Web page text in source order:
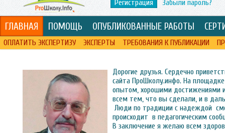
Регистрация Забыли пароль?
ГЛАВНАЯ ПОМОЩЬ ОПУБЛИКОВАННЫЕ РАБОТЫ
ОПЛАТИТЬ ЭКСПЕРТИЗУ ЭКСПЕРТЫ ТРЕБОВАНИЯ К ПУБЛИКАЦИИ
Дорогие друзья. Сердечно
сайта ПроШколу.инфо. На
опытом, хорошими достижениями
всем тем, что вы сделали, и в
Люди по традиции с надеждой
происходит в педагогическим
В заключение я желаю всем